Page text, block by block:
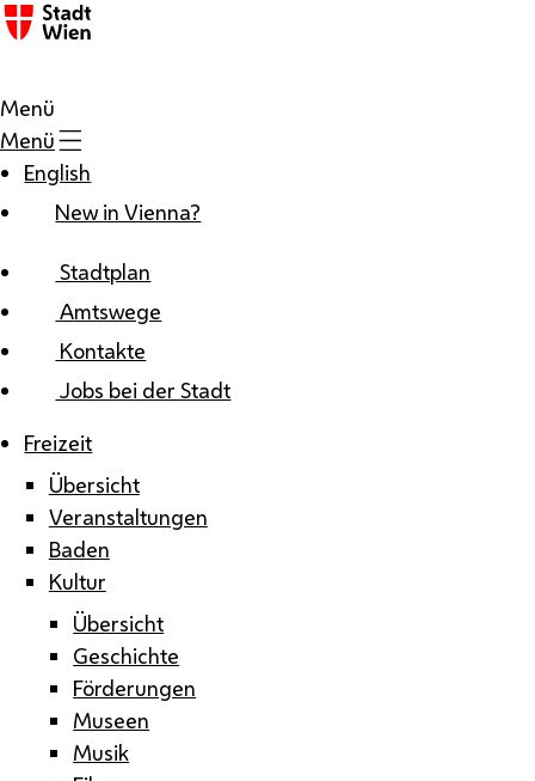
Zum Inhalt
Menü
Menü
English
New in Vienna?
Stadtplan
Amtswege
Kontakte
Jobs bei der Stadt
Freizeit
Übersicht
Veranstaltungen
Baden
Kultur
Übersicht
Geschichte
Förderungen
Museen
Musik